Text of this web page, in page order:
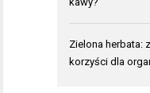
Zielona herbata:
korzyści dla